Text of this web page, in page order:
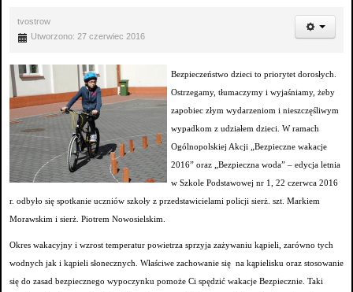
tvostrow
Utworzono: 27 czerwiec 2016
Bezpieczeństwo dzieci to priorytet dorosłych.
Ostrzegamy, tłumaczymy i wyjaśniamy, żeby
zapobiec złym wydarzeniom i nieszczęśliwym
wypadkom z udziałem dzieci. W ramach
Ogólnopolskiej Akcji „Bezpieczne wakacje
2016” oraz „Bezpieczna woda” – edycja letnia
w Szkole Podstawowej nr 1, 22 czerwca 2016
r. odbyło się spotkanie uczniów szkoły z przedstawicielami policji sierż. szt. Markiem
Morawskim i sierż. Piotrem Nowosielskim.
Okres wakacyjny i wzrost temperatur powietrza sprzyja zażywaniu kąpieli, zarówno tych
wodnych jak i kąpieli słonecznych. Właściwe zachowanie się na kąpielisku oraz stosowanie
się do zasad bezpiecznego wypoczynku pomoże Ci spędzić wakacje Bezpiecznie. Taki